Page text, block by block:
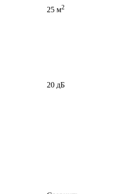
25 м2
20 дБ